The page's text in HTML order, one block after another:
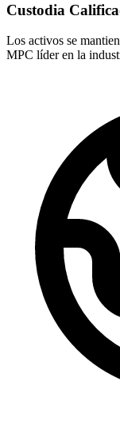
Custodia
Los activos se
MPC líder en la